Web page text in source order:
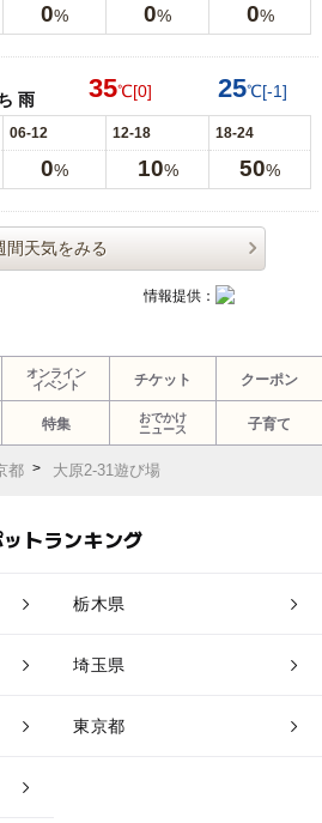
0% 0% 0%
雨 35℃[0] 25℃[-1]
06-12 12-18 18-24
0% 10% 50%
間天気をみる
情報提供：
オンライン
イベント
チケット クーポン
特集
おでかけ
ニュース
子育て
都 大原2-31遊び場
トランキング
栃木県
埼玉県
東京都